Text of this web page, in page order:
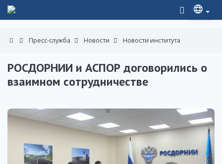
Пресс-служба Новости Новости института
РОСДОРНИИ и АСПОР договорились о
взаимном сотрудничестве